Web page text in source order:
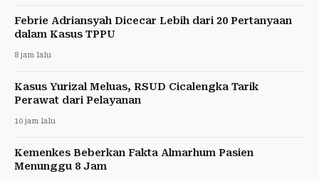
Febrie Adriansyah Dicecar Lebih dari 20 Pertanyaan
dalam Kasus TPPU
8 jam lalu
Kasus Yurizal Meluas, RSUD Cicalengka Tarik
Perawat dari Pelayanan
10 jam lalu
Kemenkes Beberkan Fakta Almarhum Pasien
Menunggu 8 Jam